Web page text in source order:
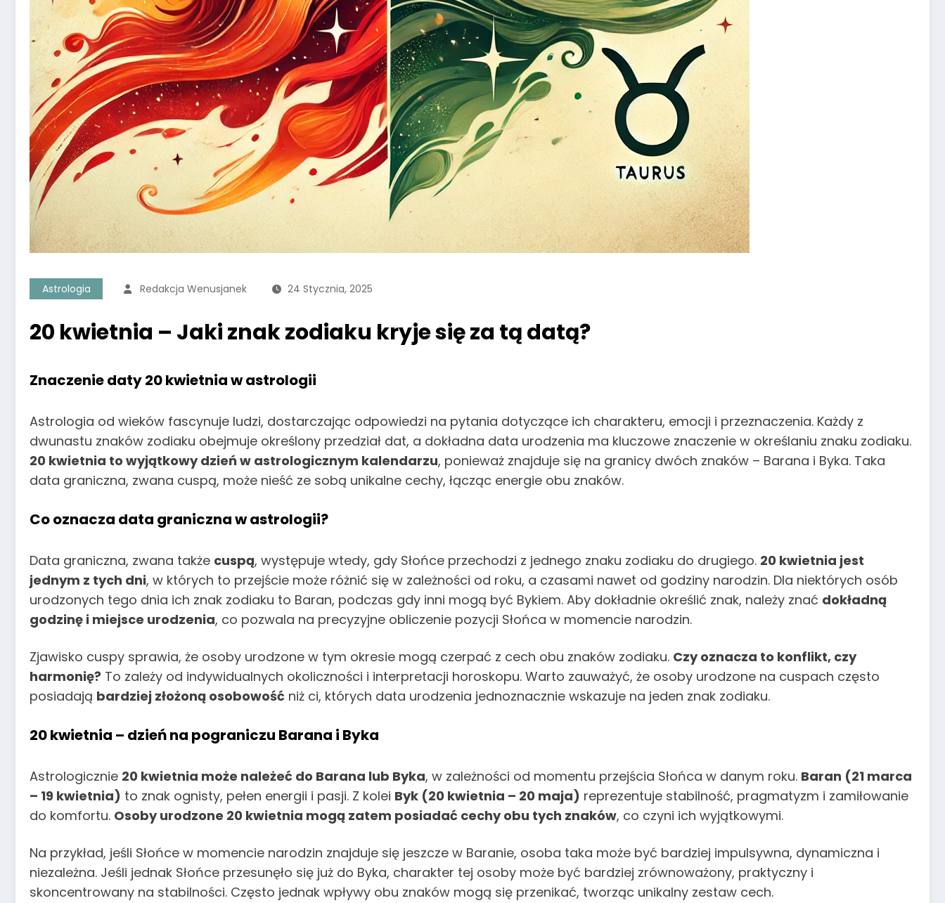
Astrologia Redakcja Wenusjanek 24 Stycznia, 2025
20 kwietnia – Jaki znak zodiaku kryje się za tą datą?
Znaczenie daty 20 kwietnia w astrologii
Astrologia od wieków fascynuje ludzi, dostarczając odpowiedzi na pytania dotyczące ich charakteru, emocji i przeznaczenia. Każdy z
dwunastu znaków zodiaku obejmuje określony przedział dat, a dokładna data urodzenia ma kluczowe znaczenie w określaniu znaku zodiaku.
20 kwietnia to wyjątkowy dzień w astrologicznym kalendarzu, ponieważ znajduje się na granicy dwóch znaków – Barana i Byka. Taka
data graniczna, zwana cuspą, może nieść ze sobą unikalne cechy, łącząc energie obu znaków.
Co oznacza data graniczna w astrologii?
Data graniczna, zwana także cuspą, występuje wtedy, gdy Słońce przechodzi z jednego znaku zodiaku do drugiego. 20 kwietnia jest
jednym z tych dni, w których to przejście może różnić się w zależności od roku, a czasami nawet od godziny narodzin. Dla niektórych osób
urodzonych tego dnia ich znak zodiaku to Baran, podczas gdy inni mogą być Bykiem. Aby dokładnie określić znak, należy znać dokładną
godzinę i miejsce urodzenia, co pozwala na precyzyjne obliczenie pozycji Słońca w momencie narodzin.
Zjawisko cuspy sprawia, że osoby urodzone w tym okresie mogą czerpać z cech obu znaków zodiaku. Czy oznacza to konflikt, czy
harmonię? To zależy od indywidualnych okoliczności i interpretacji horoskopu. Warto zauważyć, że osoby urodzone na cuspach często
posiadają bardziej złożoną osobowość niż ci, których data urodzenia jednoznacznie wskazuje na jeden znak zodiaku.
20 kwietnia – dzień na pograniczu Barana i Byka
Astrologicznie 20 kwietnia może należeć do Barana lub Byka, w zależności od momentu przejścia Słońca w danym roku. Baran (21 marca
– 19 kwietnia) to znak ognisty, pełen energii i pasji. Z kolei Byk (20 kwietnia – 20 maja) reprezentuje stabilność, pragmatyzm i zamiłowanie
do komfortu. Osoby urodzone 20 kwietnia mogą zatem posiadać cechy obu tych znaków, co czyni ich wyjątkowymi.
Na przykład, jeśli Słońce w momencie narodzin znajduje się jeszcze w Baranie, osoba taka może być bardziej impulsywna, dynamiczna i
niezależna. Jeśli jednak Słońce przesunęło się już do Byka, charakter tej osoby może być bardziej zrównoważony, praktyczny i
skoncentrowany na stabilności. Często jednak wpływy obu znaków mogą się przenikać, tworząc unikalny zestaw cech.